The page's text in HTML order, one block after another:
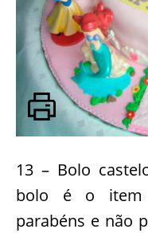
13 – Bolo
bolo é o item
parabéns e não